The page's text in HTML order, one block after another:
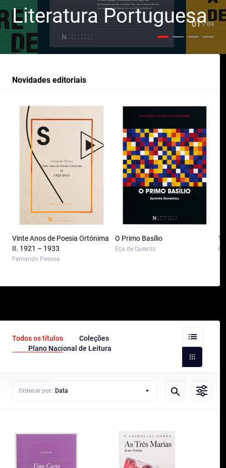
Literatura Portuguesa
01/ 04
Novidades editoriais
Vinte Anos de Poesia Ortónima
II. 1921 – 1933
Fernando Pessoa
O Primo Basílio
Eça de Queirós
Todos os títulos
Coleções
Plano Nacional de Leitura
Ordenar por: Data